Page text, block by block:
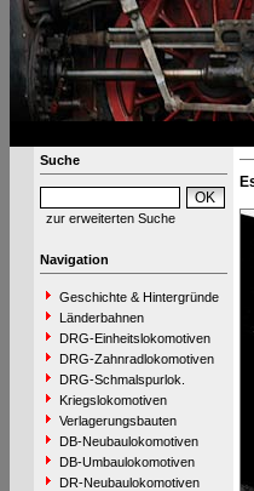
Suche
zur erweiterten Suche
Navigation
Geschichte & Hintergründe
Länderbahnen
DRG-Einheitslokomotiven
DRG-Zahnradlokomotiven
DRG-Schmalspurlok.
Kriegslokomotiven
Verlagerungsbauten
DB-Neubaulokomotiven
DB-Umbaulokomotiven
DR-Neubaulokomotiven